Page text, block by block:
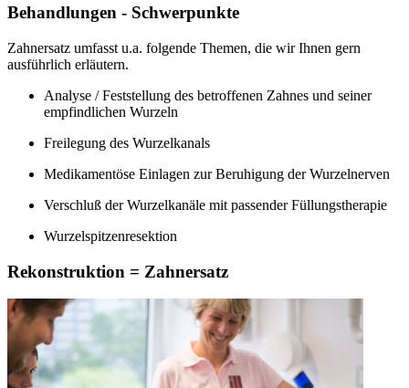
Behandlungen - Schwerpunkte
Zahnersatz umfasst u.a. folgende Themen, die wir Ihnen gern
ausführlich erläutern.
Analyse / Feststellung des betroffenen Zahnes und seiner
empfindlichen Wurzeln
Freilegung des Wurzelkanals
Medikamentöse Einlagen zur Beruhigung der Wurzelnerven
Verschluß der Wurzelkanäle mit passender Füllungstherapie
Wurzelspitzenresektion
Rekonstruktion = Zahnersatz